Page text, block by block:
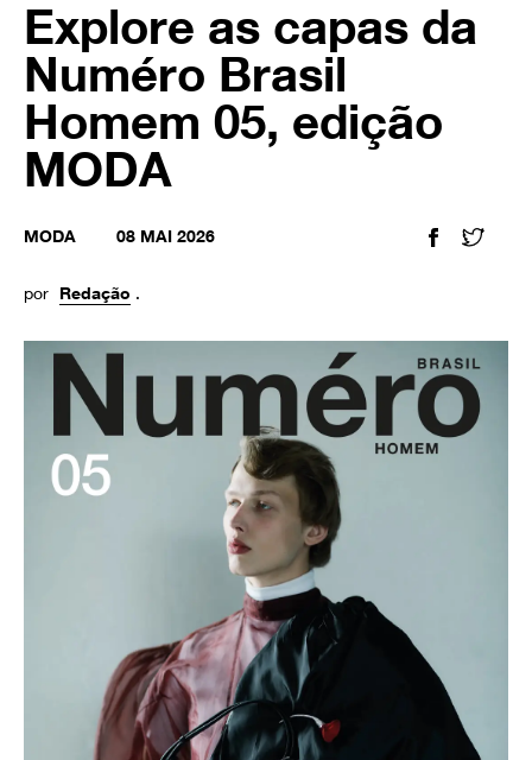
Explore as capas da
Numéro Brasil
Homem 05, edição
MODA
MODA 08 MAI 2026
por Redação .